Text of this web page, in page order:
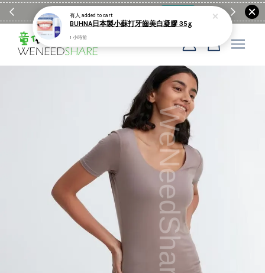
滿$1990送日亞麻棉簡約餐墊 童裝
您的購物車目前還是空的。
繼續購物
有人 added to cart
BUHNA日本製小蘇打牙齒美白凝膠 35g
1 小時前